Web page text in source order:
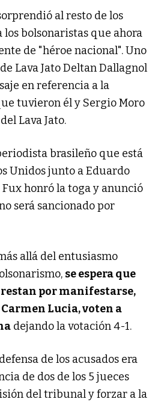
al resto de los
los bolsonaristas que ahora
de "héroe nacional". Uno
Lava Jato Deltan Dallagnol
en referencia a la
tuvieron él y Sergio Moro
Lava Jato.
brasileño que está
Unidos junto a Eduardo
honró la toga y anunció
será sancionado por
allá del entusiasmo
se espera que
restan por manifestarse,
Lucia, voten a
dejando la votación 4-1.
de los acusados era
de dos de los 5 jueces
del tribunal y forzar a la